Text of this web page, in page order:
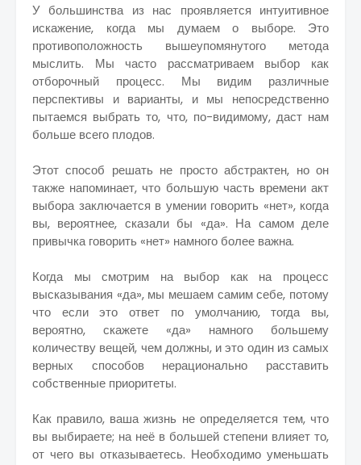
У большинства из нас проявляется интуитивное
искажение, когда мы думаем о выборе. Это
противоположность вышеупомянутого метода
мыслить. Мы часто рассматриваем выбор как
отборочный процесс. Мы видим различные
перспективы и варианты, и мы непосредственно
пытаемся выбрать то, что, по-видимому, даст нам
больше всего плодов.
Этот способ решать не просто абстрактен, но он
также напоминает, что большую часть времени акт
выбора заключается в умении говорить «нет», когда
вы, вероятнее, сказали бы «да». На самом деле
привычка говорить «нет» намного более важна.
Когда мы смотрим на выбор как на процесс
высказывания «да», мы мешаем самим себе, потому
что если это ответ по умолчанию, тогда вы,
вероятно, скажете «да» намного большему
количеству вещей, чем должны, и это один из самых
верных способов нерационально расставить
собственные приоритеты.
Как правило, ваша жизнь не определяется тем, что
вы выбираете; на неё в большей степени влияет то,
от чего вы отказываетесь. Необходимо уменьшать